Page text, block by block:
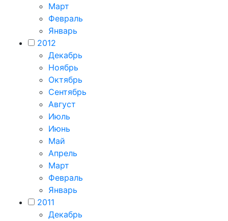
Март
Февраль
Январь
2012
Декабрь
Ноябрь
Октябрь
Сентябрь
Август
Июль
Июнь
Май
Апрель
Март
Февраль
Январь
2011
Декабрь